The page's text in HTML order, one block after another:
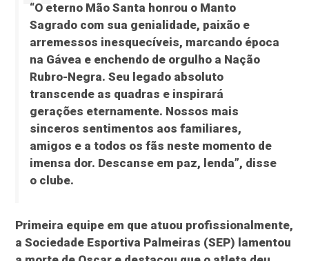
“O eterno Mão Santa honrou o Manto
Sagrado com sua genialidade, paixão e
arremessos inesquecíveis, marcando época
na Gávea e enchendo de orgulho a Nação
Rubro-Negra. Seu legado absoluto
transcende as quadras e inspirará
gerações eternamente. Nossos mais
sinceros sentimentos aos familiares,
amigos e a todos os fãs neste momento de
imensa dor. Descanse em paz, lenda”, disse
o clube.
Primeira equipe em que atuou profissionalmente,
a Sociedade Esportiva Palmeiras (SEP) lamentou